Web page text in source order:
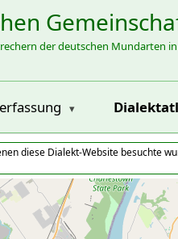
der deutschen Mundarten
diese Dialekt-Website besuchte